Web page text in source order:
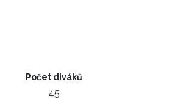
Počet diváků
45